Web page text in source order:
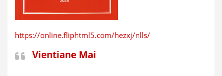
https://online.fliphtml5.com/hezxj/nlls/
Vientiane Mai